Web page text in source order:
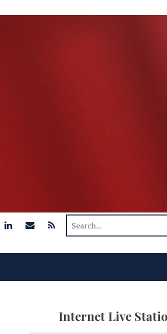
Internet Live